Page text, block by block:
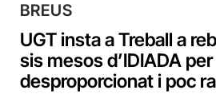
BREUS
UGT insta a Treball a
sis mesos d’IDIADA per
desproporcionat i poc